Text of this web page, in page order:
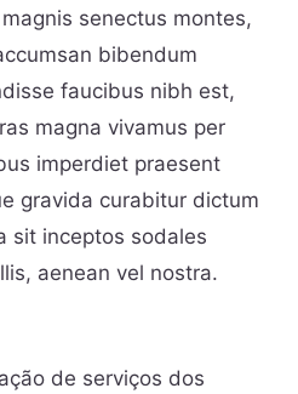
senectus montes,
bibendum
faucibus nibh est,
magna vivamus per
imperdiet praesent
gravida curabitur dictum
sit inceptos sodales
aenean vel nostra.
de serviços dos